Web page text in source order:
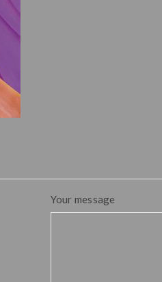
Your message